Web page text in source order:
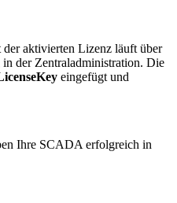
aktivierten Lizenz läuft über
der Zentraladministration. Die
eingefügt und
Ihre SCADA erfolgreich in